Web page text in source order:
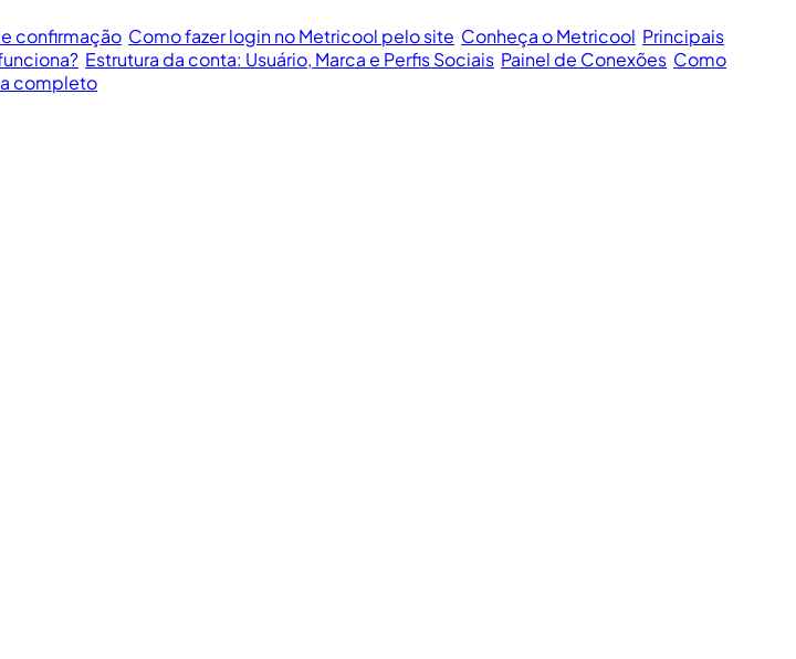
confirmação Como fazer login no Metricool pelo site Conheça o Metricool Principais
Estrutura da conta: Usuário, Marca e Perfis Sociais Painel de Conexões Como
completo